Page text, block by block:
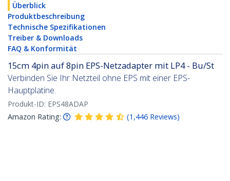
Überblick
Produktbeschreibung
Technische Spezifikationen
Treiber & Downloads
FAQ & Konformität
15cm 4pin auf 8pin EPS-Netzadapter mit LP4 - Bu/St
Verbinden Sie Ihr Netzteil ohne EPS mit einer EPS-
Hauptplatine.
Produkt-ID: EPS48ADAP
Amazon Rating:
(1,446 Reviews)